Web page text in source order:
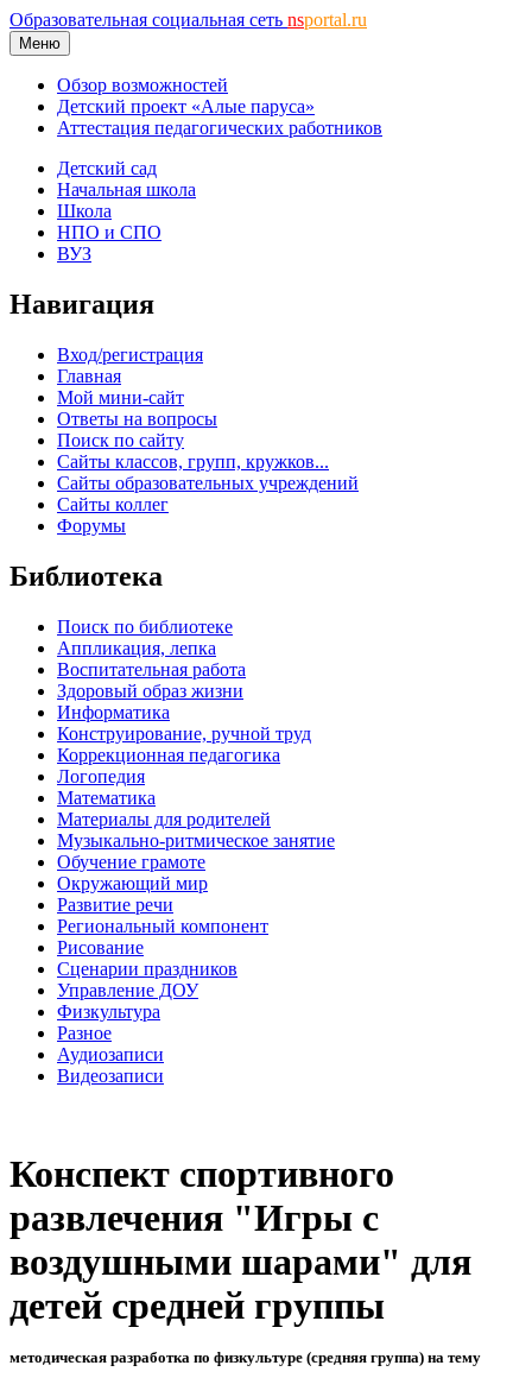
Образовательная социальная сеть nsportal.ru
Меню
Обзор возможностей
Детский проект «Алые паруса»
Аттестация педагогических работников
Детский сад
Начальная школа
Школа
НПО и СПО
ВУЗ
Навигация
Вход/регистрация
Главная
Мой мини-сайт
Ответы на вопросы
Поиск по сайту
Сайты классов, групп, кружков...
Сайты образовательных учреждений
Сайты коллег
Форумы
Библиотека
Поиск по библиотеке
Аппликация, лепка
Воспитательная работа
Здоровый образ жизни
Информатика
Конструирование, ручной труд
Коррекционная педагогика
Логопедия
Математика
Материалы для родителей
Музыкально-ритмическое занятие
Обучение грамоте
Окружающий мир
Развитие речи
Региональный компонент
Рисование
Сценарии праздников
Управление ДОУ
Физкультура
Разное
Аудиозаписи
Видеозаписи
Конспект спортивного
развлечения "Игры с
воздушными шарами" для
детей средней группы
методическая разработка по физкультуре (средняя группа) на тему